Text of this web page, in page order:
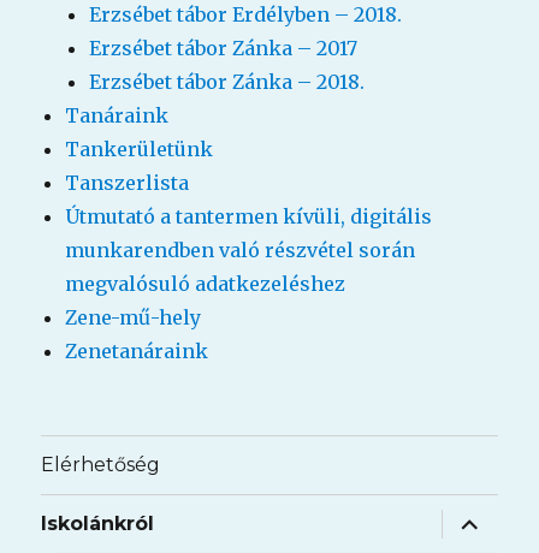
Erzsébet tábor Erdélyben – 2018.
Erzsébet tábor Zánka – 2017
Erzsébet tábor Zánka – 2018.
Tanáraink
Tankerületünk
Tanszerlista
Útmutató a tantermen kívüli, digitális
munkarendben való részvétel során
megvalósuló adatkezeléshez
Zene-mű-hely
Zenetanáraink
Elérhetőség
Iskolánkról
almenü